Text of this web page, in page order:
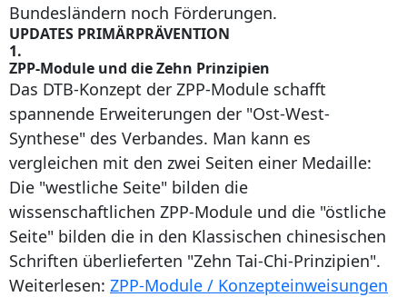
Bundesländern noch Förderungen.
UPDATES PRIMÄRPRÄVENTION
1.
ZPP-Module und die Zehn Prinzipien
Das DTB-Konzept der ZPP-Module schafft
spannende Erweiterungen der "Ost-West-
Synthese" des Verbandes. Man kann es
vergleichen mit den zwei Seiten einer Medaille:
Die "westliche Seite" bilden die
wissenschaftlichen ZPP-Module und die "östliche
Seite" bilden die in den Klassischen chinesischen
Schriften überlieferten "Zehn Tai-Chi-Prinzipien".
Weiterlesen: ZPP-Module / Konzepteinweisungen